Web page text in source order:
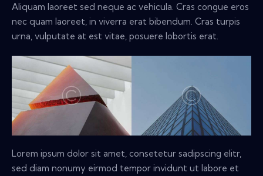
Aliquam laoreet sed neque ac vehicula. Cras congue eros
nec quam laoreet, in viverra erat bibendum. Cras turpis
urna, vulputate at est vitae, posuere lobortis erat.
Lorem ipsum dolor sit amet, consetetur sadipscing elitr,
sed diam nonumy eirmod tempor invidunt ut labore et